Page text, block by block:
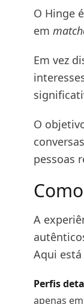
O Hinge
em
Em vez
O
pessoas
A
Aqui
Perfis
apenas